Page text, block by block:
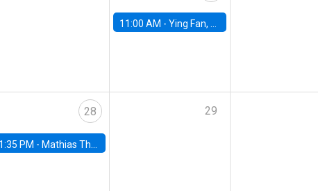
11:00 AM -Ying Fan, University of Michigan
28
1:35 PM - Mathias Thoenig, University of Lausanne
29